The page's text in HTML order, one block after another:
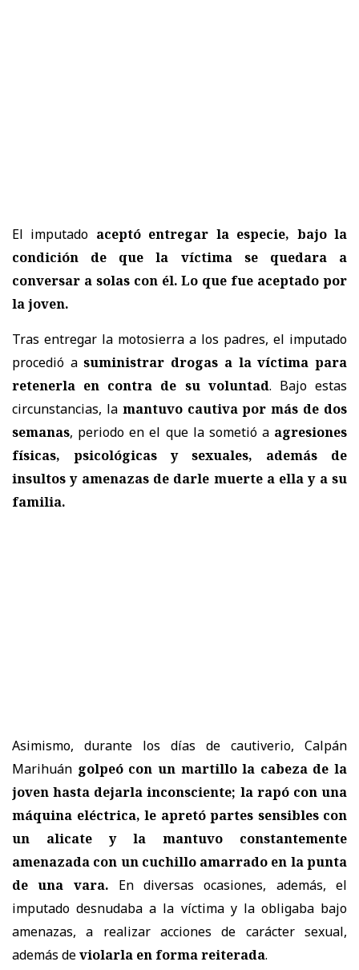
El imputado aceptó entregar la especie, bajo la
condición de que la víctima se quedara a
conversar a solas con él. Lo que fue aceptado por
la joven.
Tras entregar la motosierra a los padres, el imputado
procedió asuministrar drogas a la víctima para
retenerla en contra de su voluntad. Bajo estas
circunstancias, la mantuvo cautiva por más de dos
semanas, periodo en el que la sometió a agresiones
físicas, psicológicas y sexuales, además de
insultos y amenazas de darle muerte a ella y a su
familia.
Asimismo, durante los días de cautiverio, Calpán
Marihuán golpeó con un martillo la cabeza de la
joven hasta dejarla inconsciente; la rapó con una
máquina eléctrica, le apretó partes sensibles con
un alicate y la mantuvo constantemente
amenazada con un cuchillo amarrado en la punta
de una vara. En diversas ocasiones, además, el
imputado desnudaba a la víctima y la obligaba bajo
amenazas, a realizar acciones de carácter sexual,
además deviolarla en forma reiterada.